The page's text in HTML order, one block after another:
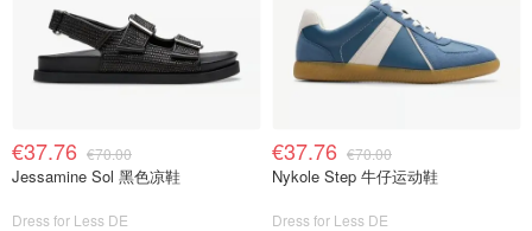
€37.76 €70.00
Jessamine Sol 黑色凉鞋
Dress for Less DE
€37.76 €70.00
Nykole Step 牛仔运动鞋
Dress for Less DE